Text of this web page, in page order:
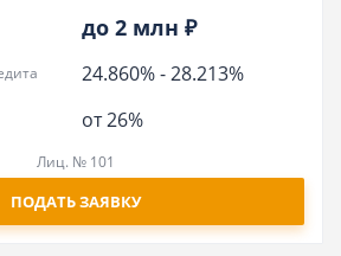
до 2 млн ₽
24.860%-28.213%
от 26%
Лиц. № 101
ПОДАТЬ ЗАЯВКУ